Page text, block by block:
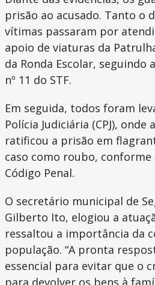
prisão ao acusado. Tanto o
vítimas passaram por
apoio de viaturas da
da Ronda Escolar, seguindo
nº 11 do STF.
Em seguida, todos foram
Polícia Judiciária (CPJ),
ratificou a prisão em
caso como roubo,
Código Penal.
O secretário municipal de
Gilberto Ito, elogiou a
ressaltou a importância da
população. “A pronta
essencial para evitar que o
para devolver os bens à